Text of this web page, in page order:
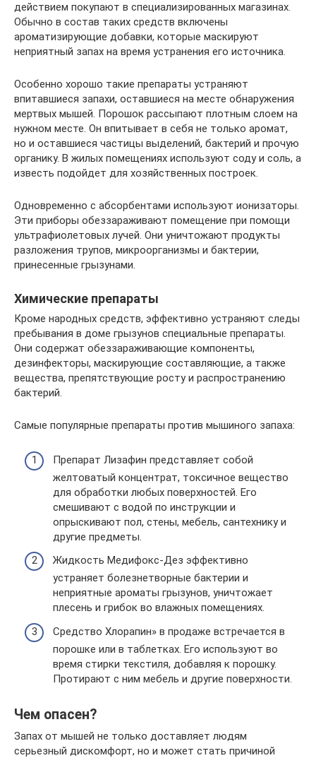
действием покупают в специализированных магазинах.
Обычно в состав таких средств включены
ароматизирующие добавки, которые маскируют
неприятный запах на время устранения его источника.
Особенно хорошо такие препараты устраняют
впитавшиеся запахи, оставшиеся на месте обнаружения
мертвых мышей. Порошок рассыпают плотным слоем на
нужном месте. Он впитывает в себя не только аромат,
но и оставшиеся частицы выделений, бактерий и прочую
органику. В жилых помещениях используют соду и соль, а
известь подойдет для хозяйственных построек.
Одновременно с абсорбентами используют ионизаторы.
Эти приборы обеззараживают помещение при помощи
ультрафиолетовых лучей. Они уничтожают продукты
разложения трупов, микроорганизмы и бактерии,
принесенные грызунами.
Химические препараты
Кроме народных средств, эффективно устраняют следы
пребывания в доме грызунов специальные препараты.
Они содержат обеззараживающие компоненты,
дезинфекторы, маскирующие составляющие, а также
вещества, препятствующие росту и распространению
бактерий.
Самые популярные препараты против мышиного запаха:
Препарат Лизафин представляет собой
желтоватый концентрат, токсичное вещество
для обработки любых поверхностей. Его
смешивают с водой по инструкции и
опрыскивают пол, стены, мебель, сантехнику и
другие предметы.
Жидкость Медифокс-Дез эффективно
устраняет болезнетворные бактерии и
неприятные ароматы грызунов, уничтожает
плесень и грибок во влажных помещениях.
Средство Хлорапин» в продаже встречается в
порошке или в таблетках. Его используют во
время стирки текстиля, добавляя к порошку.
Протирают с ним мебель и другие поверхности.
Чем опасен?
Запах от мышей не только доставляет людям
серьезный дискомфорт, но и может стать причиной